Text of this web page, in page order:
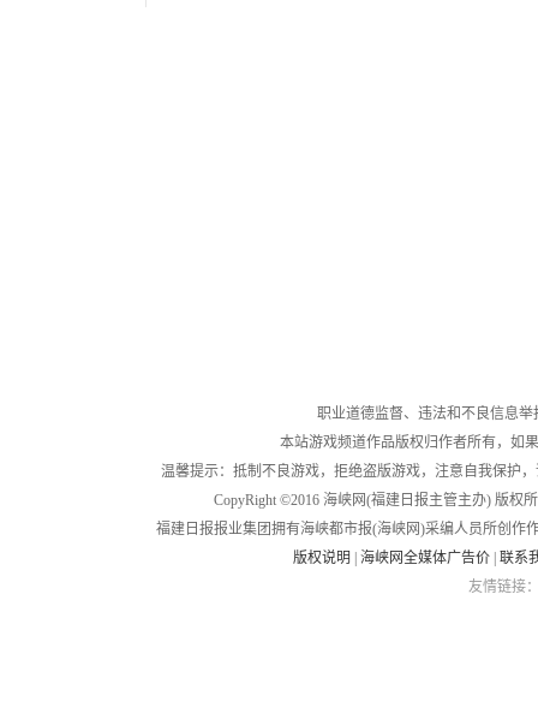
职业道德监督、违法和不良信息举
本站游戏频道作品版权归作者所有，如
温馨提示：抵制不良游戏，拒绝盗版游戏，注意自我保护
CopyRight ©2016 海峡网(福建日报主管主办) 版权
福建日报报业集团拥有海峡都市报(海峡网)采编人员所创作
版权说明
|海峡网全媒体广告价 |联系
友情链接